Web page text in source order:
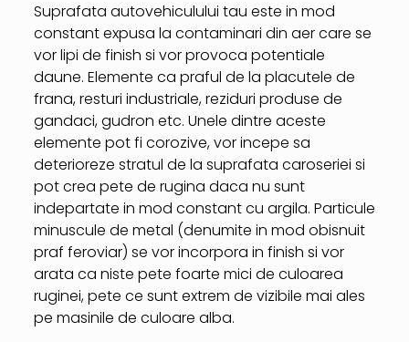
Suprafata autovehiculului tau este in mod
constant expusa la contaminari din aer care se
vor lipi de finish si vor provoca potentiale
daune. Elemente ca praful de la placutele de
frana, resturi industriale, reziduri produse de
gandaci, gudron etc. Unele dintre aceste
elemente pot fi corozive, vor incepe sa
deterioreze stratul de la suprafata caroseriei si
pot crea pete de rugina daca nu sunt
indepartate in mod constant cu argila. Particule
minuscule de metal (denumite in mod obisnuit
praf feroviar) se vor incorpora in finish si vor
arata ca niste pete foarte mici de culoarea
ruginei, pete ce sunt extrem de vizibile mai ales
pe masinile de culoare alba.